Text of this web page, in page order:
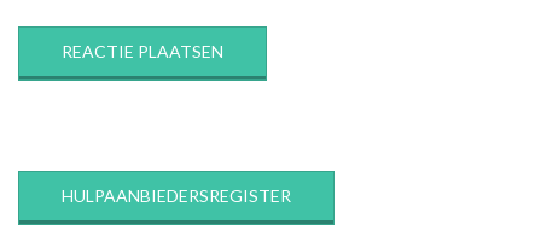
HULPAANBIEDERSREGISTER